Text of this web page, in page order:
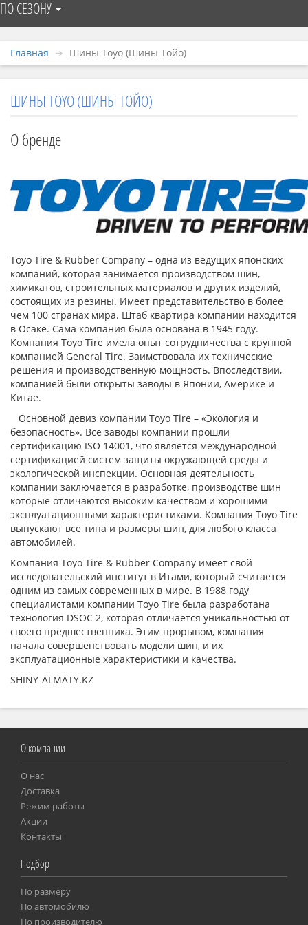
ПО СЕЗОНУ
Главная Шины Toyo (Шины Тойо)
ШИНЫ TOYO (ШИНЫ ТОЙО)
О бренде
Toyo Tire & Rubber Company – одна из ведущих японских
компаний, которая занимается производством шин,
химикатов, строительных материалов и других изделий,
состоящих из резины. Имеет представительство в более
чем 100 странах мира. Штаб квартира компании находится
в Осаке. Сама компания была основана в 1945 году.
Компания Toyo Tire имела опыт сотрудничества с крупной
компанией General Tire. Заимствовала их технические
решения и производственную мощность. Впоследствии,
компанией были открыты заводы в Японии, Америке и
Китае.
Основной девиз компании Toyo Tire – «Экология и
безопасность». Все заводы компании прошли
сертификацию ISO 14001, что является международной
сертификацией систем защиты окружающей среды и
экологической инспекции. Основная деятельность
компании заключается в разработке, производстве шин
которые отличаются высоким качеством и хорошими
эксплуатационными характеристиками. Компания Toyo Tire
выпускают все типа и размеры шин, для любого класса
автомобилей.
Компания Toyo Tire & Rubber Company имеет свой
исследовательский институт в Итами, который считается
одним из самых современных в мире. В 1988 году
специалистами компании Toyo Tire была разработана
технология DSOC 2, которая отличается уникальностью от
своего предшественника. Этим прорывом, компания
начала совершенствовать модели шин, и их
эксплуатационные характеристики и качества.
SHINY-ALMATY.KZ
О компании
О нас
Доставка
Режим работы
Акции
Контакты
Подбор
По размеру
Пo автомобилю
По производителю